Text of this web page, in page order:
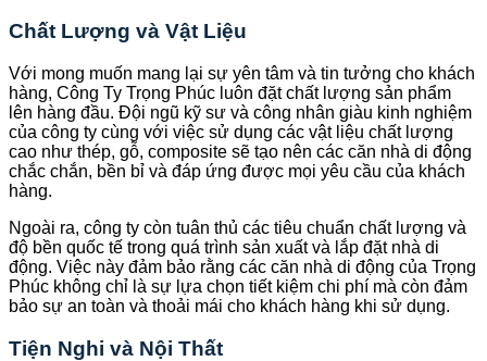
Chất Lượng và Vật Liệu
Với mong muốn mang lại sự yên tâm và tin tưởng cho khách
hàng, Công Ty Trọng Phúc luôn đặt chất lượng sản phẩm
lên hàng đầu. Đội ngũ kỹ sư và công nhân giàu kinh nghiệm
của công ty cùng với việc sử dụng các vật liệu chất lượng
cao như thép, gỗ, composite sẽ tạo nên các căn nhà di động
chắc chắn, bền bỉ và đáp ứng được mọi yêu cầu của khách
hàng.
Ngoài ra, công ty còn tuân thủ các tiêu chuẩn chất lượng và
độ bền quốc tế trong quá trình sản xuất và lắp đặt nhà di
động. Việc này đảm bảo rằng các căn nhà di động của Trọng
Phúc không chỉ là sự lựa chọn tiết kiệm chi phí mà còn đảm
bảo sự an toàn và thoải mái cho khách hàng khi sử dụng.
Tiện Nghi và Nội Thất